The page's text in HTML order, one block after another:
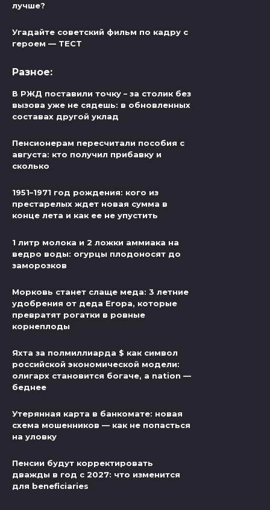
лучше?
Угадайте советский фильм по кадру с
героем — ТЕСТ
Разное:
В РЖД поставили точку – за столик без
вызова уже не сядешь: в обновленных
составах другой уклад
Пенсионерам пересчитали пособия с
августа: кто получил прибавку и
сколько
1951–1971 год рождения: кого из
престарелых ждет новая сумма в
конце лета и как ее не упустить
1 литр молока и 2 ложки аммиака на
ведро воды: огурцы плодоносят до
заморозков
Морковь станет слаще меда: 3 летние
удобрения от деда Егора, которые
превратят рогатки в ровные
корнеплоды
Яхта за полмиллиарда $ как символ
российской экономической модели:
олигарх становится богаче, а nation —
беднее
Утерянная карта в банкомате: новая
схема мошенников — как не попасться
на уловку
Пенсии будут корректировать
дважды в год с 2027: что изменится
для beneficiaries